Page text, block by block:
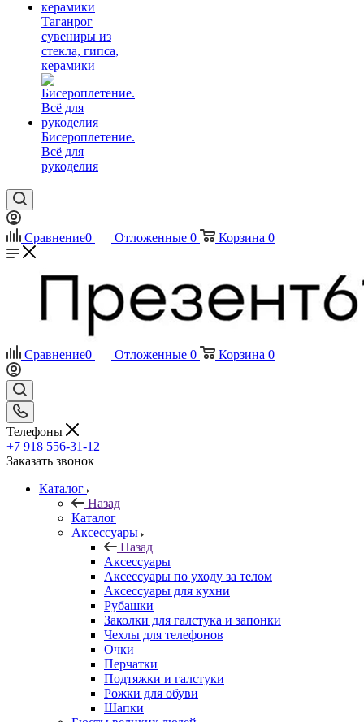
Таганрог
сувениры из
стекла, гипса,
керамики
Бисероплетение.
Всё для
рукоделия
Сравнение0 Отложенные 0 Корзина 0
Сравнение0 Отложенные 0 Корзина 0
Телефоны
+7 918 556-31-12
Заказать звонок
Каталог
Назад
Каталог
Аксессуары
Назад
Аксессуары
Аксессуары по уходу за телом
Аксессуары для кухни
Рубашки
Заколки для галстука и запонки
Чехлы для телефонов
Очки
Перчатки
Подтяжки и галстуки
Рожки для обуви
Шапки